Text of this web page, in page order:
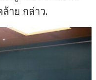
าย กล่าว.